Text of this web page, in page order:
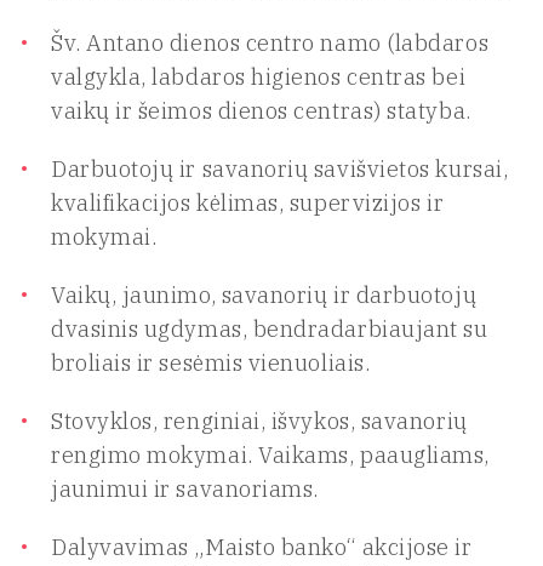
Šv. Antano dienos centro namo (labdaros
valgykla, labdaros higienos centras bei
vaikų ir šeimos dienos centras) statyba.
Darbuotojų ir savanorių savišvietos kursai,
kvalifikacijos kėlimas, supervizijos ir
mokymai.
Vaikų, jaunimo, savanorių ir darbuotojų
dvasinis ugdymas, bendradarbiaujant su
broliais ir sesėmis vienuoliais.
Stovyklos, renginiai, išvykos, savanorių
rengimo mokymai. Vaikams, paaugliams,
jaunimui ir savanoriams.
Dalyvavimas „Maisto banko“ akcijose ir